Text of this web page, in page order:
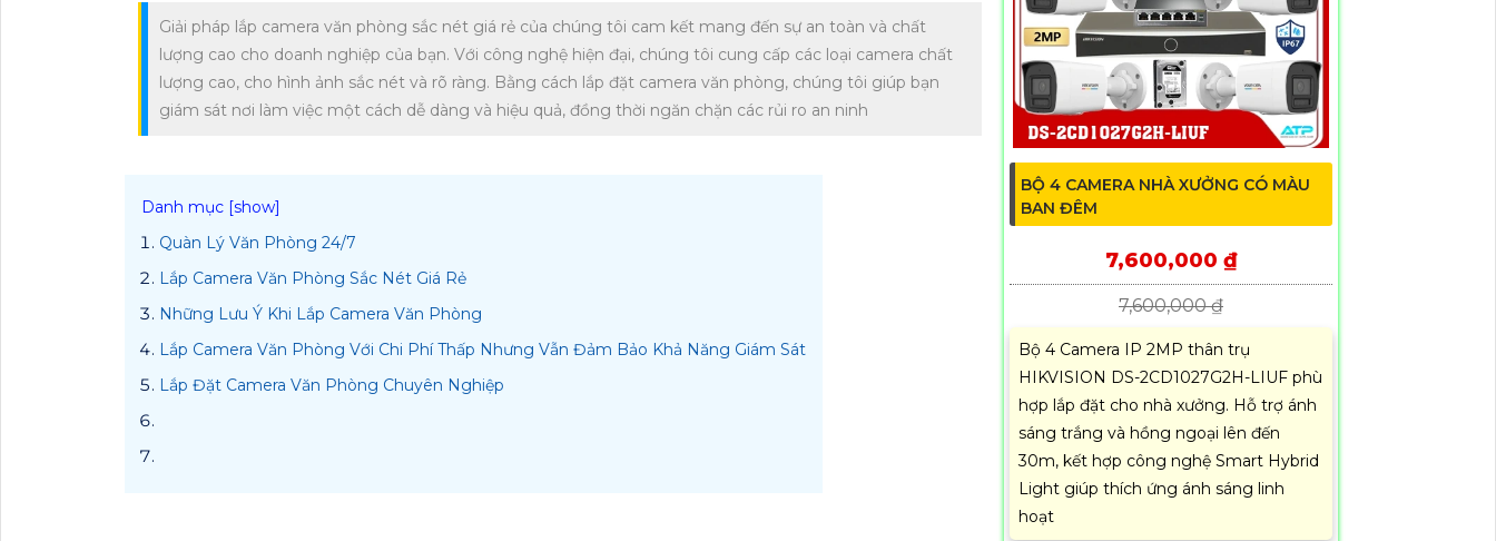
Giải pháp lắp camera văn phòng sắc nét giá rẻ của chúng tôi cam kết mang đến sự an toàn và chất
lượng cao cho doanh nghiệp của bạn. Với công nghệ hiện đại, chúng tôi cung cấp các loại camera chất
lượng cao, cho hình ảnh sắc nét và rõ ràng. Bằng cách lắp đặt camera văn phòng, chúng tôi giúp bạn
giám sát nơi làm việc một cách dễ dàng và hiệu quả, đồng thời ngăn chặn các rủi ro an ninh
Quàn Lý Văn Phòng 24/7
Lắp Camera Văn Phòng Sắc Nét Giá Rẻ
Những Lưu Ý Khi Lắp Camera Văn Phòng
Lắp Camera Văn Phòng Với Chi Phí Thấp Nhưng Vẫn Đảm Bảo Khả Năng Giám Sát
Lắp Đặt Camera Văn Phòng Chuyên Nghiệp
BỘ 4 CAMERA NHÀ XƯỞNG CÓ MÀU
BAN ĐÊM
7,600,000 ₫
7,600,000 ₫
Bộ 4 Camera IP 2MP thân trụ
HIKVISION DS-2CD1027G2H-LIUF phù
hợp lắp đặt cho nhà xưởng. Hỗ trợ ánh
sáng trắng và hồng ngoại lên đến
30m, kết hợp công nghệ Smart Hybrid
Light giúp thích ứng ánh sáng linh
hoạt